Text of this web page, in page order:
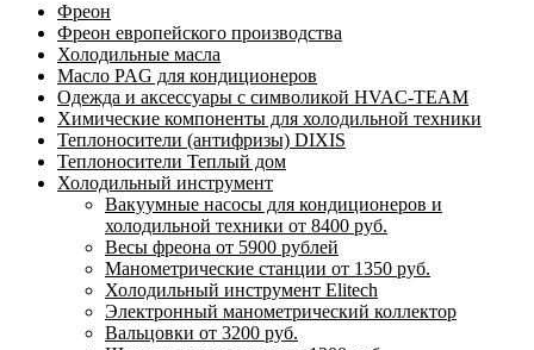
Фреон
Фреон европейского производства
Холодильные масла
Масло PAG для кондиционеров
Одежда и аксессуары с символикой HVAC-TEAM
Химические компоненты для холодильной техники
Теплоносители (антифризы) DIXIS
Теплоносители Теплый дом
Холодильный инструмент
Вакуумные насосы для кондиционеров и
холодильной техники от 8400 руб.
Весы фреона от 5900 рублей
Манометрические станции от 1350 руб.
Холодильный инструмент Elitech
Электронный манометрический коллектор
Вальцовки от 3200 руб.